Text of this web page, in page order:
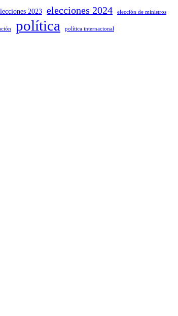
2023 elecciones 2024 elección de ministros
política política internacional